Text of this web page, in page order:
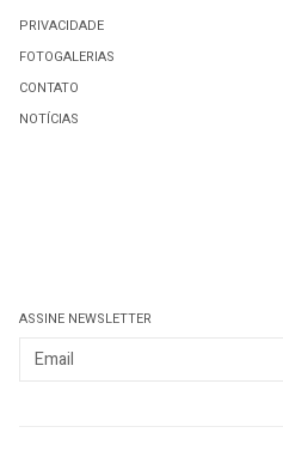
PRIVACIDADE
FOTOGALERIAS
CONTATO
NOTÍCIAS
ASSINE NEWSLETTER